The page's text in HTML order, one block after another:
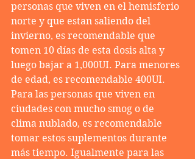
personas que viven en el hemisferio
norte y que estan saliendo del
invierno, es recomendable que
tomen 10 días de esta dosis alta y
luego bajar a 1,000UI. Para menores
de edad, es recomendable 400UI.
Para las personas que viven en
ciudades con mucho smog o de
clima nublado, es recomendable
tomar estos suplementos durante
más tiempo. Igualmente para las